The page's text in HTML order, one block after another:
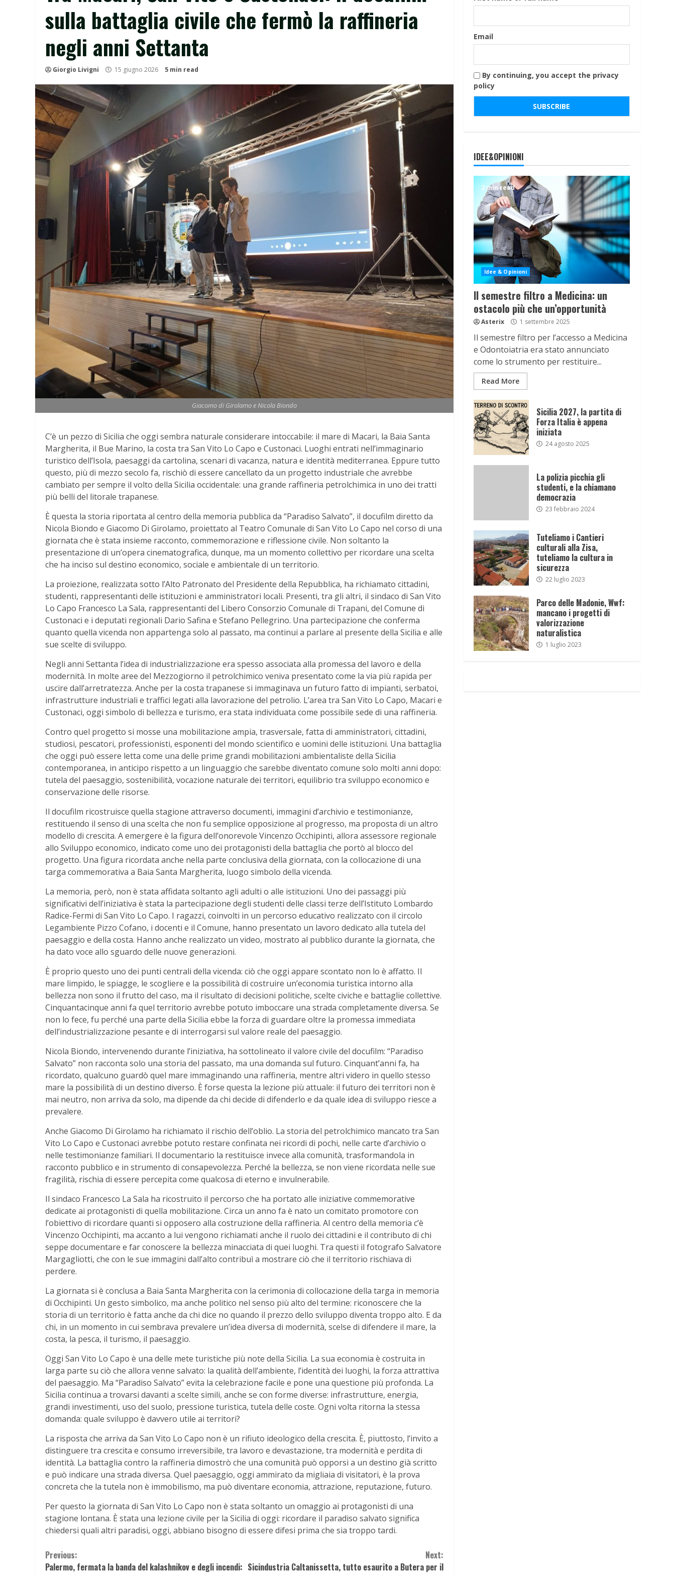
sulla battaglia civile che fermò la raffineria
negli anni Settanta
Giorgio Livigni 15 giugno 2026 5 min read
Giacomo di Girolamo e Nicola Biondo
C’è un pezzo di Sicilia che oggi sembra naturale considerare intoccabile: il mare di Macari, la Baia Santa
Margherita, il Bue Marino, la costa tra San Vito Lo Capo e Custonaci. Luoghi entrati nell’immaginario
turistico dell’Isola, paesaggi da cartolina, scenari di vacanza, natura e identità mediterranea. Eppure tutto
questo, più di mezzo secolo fa, rischiò di essere cancellato da un progetto industriale che avrebbe
cambiato per sempre il volto della Sicilia occidentale: una grande raffineria petrolchimica in uno dei tratti
più belli del litorale trapanese.
È questa la storia riportata al centro della memoria pubblica da “Paradiso Salvato”, il docufilm diretto da
Nicola Biondo e Giacomo Di Girolamo, proiettato al Teatro Comunale di San Vito Lo Capo nel corso di una
giornata che è stata insieme racconto, commemorazione e riflessione civile. Non soltanto la
presentazione di un’opera cinematografica, dunque, ma un momento collettivo per ricordare una scelta
che ha inciso sul destino economico, sociale e ambientale di un territorio.
La proiezione, realizzata sotto l’Alto Patronato del Presidente della Repubblica, ha richiamato cittadini,
studenti, rappresentanti delle istituzioni e amministratori locali. Presenti, tra gli altri, il sindaco di San Vito
Lo Capo Francesco La Sala, rappresentanti del Libero Consorzio Comunale di Trapani, del Comune di
Custonaci e i deputati regionali Dario Safina e Stefano Pellegrino. Una partecipazione che conferma
quanto quella vicenda non appartenga solo al passato, ma continui a parlare al presente della Sicilia e alle
sue scelte di sviluppo.
Negli anni Settanta l’idea di industrializzazione era spesso associata alla promessa del lavoro e della
modernità. In molte aree del Mezzogiorno il petrolchimico veniva presentato come la via più rapida per
uscire dall’arretratezza. Anche per la costa trapanese si immaginava un futuro fatto di impianti, serbatoi,
infrastrutture industriali e traffici legati alla lavorazione del petrolio. L’area tra San Vito Lo Capo, Macari e
Custonaci, oggi simbolo di bellezza e turismo, era stata individuata come possibile sede di una raffineria.
Contro quel progetto si mosse una mobilitazione ampia, trasversale, fatta di amministratori, cittadini,
studiosi, pescatori, professionisti, esponenti del mondo scientifico e uomini delle istituzioni. Una battaglia
che oggi può essere letta come una delle prime grandi mobilitazioni ambientaliste della Sicilia
contemporanea, in anticipo rispetto a un linguaggio che sarebbe diventato comune solo molti anni dopo:
tutela del paesaggio, sostenibilità, vocazione naturale dei territori, equilibrio tra sviluppo economico e
conservazione delle risorse.
Il docufilm ricostruisce quella stagione attraverso documenti, immagini d’archivio e testimonianze,
restituendo il senso di una scelta che non fu semplice opposizione al progresso, ma proposta di un altro
modello di crescita. A emergere è la figura dell’onorevole Vincenzo Occhipinti, allora assessore regionale
allo Sviluppo economico, indicato come uno dei protagonisti della battaglia che portò al blocco del
progetto. Una figura ricordata anche nella parte conclusiva della giornata, con la collocazione di una
targa commemorativa a Baia Santa Margherita, luogo simbolo della vicenda.
La memoria, però, non è stata affidata soltanto agli adulti o alle istituzioni. Uno dei passaggi più
significativi dell’iniziativa è stata la partecipazione degli studenti delle classi terze dell’Istituto Lombardo
Radice-Fermi di San Vito Lo Capo. I ragazzi, coinvolti in un percorso educativo realizzato con il circolo
Legambiente Pizzo Cofano, i docenti e il Comune, hanno presentato un lavoro dedicato alla tutela del
paesaggio e della costa. Hanno anche realizzato un video, mostrato al pubblico durante la giornata, che
ha dato voce allo sguardo delle nuove generazioni.
È proprio questo uno dei punti centrali della vicenda: ciò che oggi appare scontato non lo è affatto. Il
mare limpido, le spiagge, le scogliere e la possibilità di costruire un’economia turistica intorno alla
bellezza non sono il frutto del caso, ma il risultato di decisioni politiche, scelte civiche e battaglie collettive.
Cinquantacinque anni fa quel territorio avrebbe potuto imboccare una strada completamente diversa. Se
non lo fece, fu perché una parte della Sicilia ebbe la forza di guardare oltre la promessa immediata
dell’industrializzazione pesante e di interrogarsi sul valore reale del paesaggio.
Nicola Biondo, intervenendo durante l’iniziativa, ha sottolineato il valore civile del docufilm: “Paradiso
Salvato” non racconta solo una storia del passato, ma una domanda sul futuro. Cinquant’anni fa, ha
ricordato, qualcuno guardò quel mare immaginando una raffineria, mentre altri videro in quello stesso
mare la possibilità di un destino diverso. È forse questa la lezione più attuale: il futuro dei territori non è
mai neutro, non arriva da solo, ma dipende da chi decide di difenderlo e da quale idea di sviluppo riesce a
prevalere.
Anche Giacomo Di Girolamo ha richiamato il rischio dell’oblio. La storia del petrolchimico mancato tra San
Vito Lo Capo e Custonaci avrebbe potuto restare confinata nei ricordi di pochi, nelle carte d’archivio o
nelle testimonianze familiari. Il documentario la restituisce invece alla comunità, trasformandola in
racconto pubblico e in strumento di consapevolezza. Perché la bellezza, se non viene ricordata nelle sue
fragilità, rischia di essere percepita come qualcosa di eterno e invulnerabile.
Il sindaco Francesco La Sala ha ricostruito il percorso che ha portato alle iniziative commemorative
dedicate ai protagonisti di quella mobilitazione. Circa un anno fa è nato un comitato promotore con
l’obiettivo di ricordare quanti si opposero alla costruzione della raffineria. Al centro della memoria c’è
Vincenzo Occhipinti, ma accanto a lui vengono richiamati anche il ruolo dei cittadini e il contributo di chi
seppe documentare e far conoscere la bellezza minacciata di quei luoghi. Tra questi il fotografo Salvatore
Margagliotti, che con le sue immagini dall’alto contribuì a mostrare ciò che il territorio rischiava di
perdere.
La giornata si è conclusa a Baia Santa Margherita con la cerimonia di collocazione della targa in memoria
di Occhipinti. Un gesto simbolico, ma anche politico nel senso più alto del termine: riconoscere che la
storia di un territorio è fatta anche da chi dice no quando il prezzo dello sviluppo diventa troppo alto. E da
chi, in un momento in cui sembrava prevalere un’idea diversa di modernità, scelse di difendere il mare, la
costa, la pesca, il turismo, il paesaggio.
Oggi San Vito Lo Capo è una delle mete turistiche più note della Sicilia. La sua economia è costruita in
larga parte su ciò che allora venne salvato: la qualità dell’ambiente, l’identità dei luoghi, la forza attrattiva
del paesaggio. Ma “Paradiso Salvato” evita la celebrazione facile e pone una questione più profonda. La
Sicilia continua a trovarsi davanti a scelte simili, anche se con forme diverse: infrastrutture, energia,
grandi investimenti, uso del suolo, pressione turistica, tutela delle coste. Ogni volta ritorna la stessa
domanda: quale sviluppo è davvero utile ai territori?
La risposta che arriva da San Vito Lo Capo non è un rifiuto ideologico della crescita. È, piuttosto, l’invito a
distinguere tra crescita e consumo irreversibile, tra lavoro e devastazione, tra modernità e perdita di
identità. La battaglia contro la raffineria dimostrò che una comunità può opporsi a un destino già scritto
e può indicare una strada diversa. Quel paesaggio, oggi ammirato da migliaia di visitatori, è la prova
concreta che la tutela non è immobilismo, ma può diventare economia, attrazione, reputazione, futuro.
Per questo la giornata di San Vito Lo Capo non è stata soltanto un omaggio ai protagonisti di una
stagione lontana. È stata una lezione civile per la Sicilia di oggi: ricordare il paradiso salvato significa
chiedersi quali altri paradisi, oggi, abbiano bisogno di essere difesi prima che sia troppo tardi.
Continue
Previous:
Palermo, fermata la banda del kalashnikov e degli incendi:
Next:
Sicindustria Caltanissetta, tutto esaurito a Butera per il
Email
By continuing, you accept the privacy
policy
IDEE&OPINIONI
2 min read
Idee & Opinioni
Il semestre filtro a Medicina: un
ostacolo più che un’opportunità
Asterix 1 settembre 2025
Il semestre filtro per l’accesso a Medicina
e Odontoiatria era stato annunciato
come lo strumento per restituire...
Read More
Sicilia 2027, la partita di
Forza Italia è appena
iniziata
24 agosto 2025
La polizia picchia gli
studenti, e la chiamano
democrazia
23 febbraio 2024
Tuteliamo i Cantieri
culturali alla Zisa,
tuteliamo la cultura in
sicurezza
22 luglio 2023
Parco delle Madonie, Wwf:
mancano i progetti di
valorizzazione
naturalistica
1 luglio 2023